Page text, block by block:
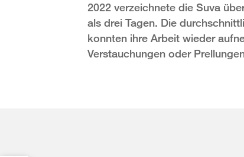
2022 verzeichnete die Suva
als drei Tagen. Die
konnten ihre Arbeit wieder
Verstauchungen oder